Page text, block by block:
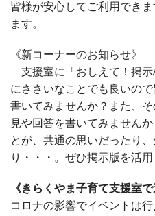
皆様が安心してご利用でき
ます。
《新コーナーのお知らせ》
支援室に「おしえて！掲示
にささいなことでも良いの
書いてみませんか？また、
見や回答を書いてみません
とが、共通の思いだったり
り・・・。ぜひ掲示版を活
《きらくやま子育て支援室で
コロナの影響でイベントは